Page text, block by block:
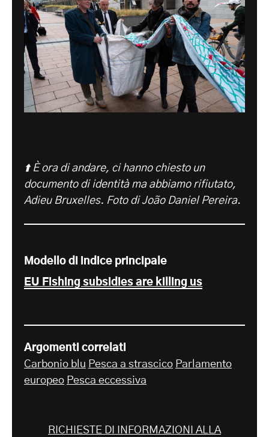
⬆️ È ora di andare, ci hanno chiesto un
documento di identità ma abbiamo rifiutato,
Adieu Bruxelles. Foto di João Daniel Pereira.
Modello di indice principale
EU Fishing subsidies are killing us
Argomenti correlati
Carbonio blu Pesca a strascico Parlamento
europeo Pesca eccessiva
RICHIESTE DI INFORMAZIONI ALLA